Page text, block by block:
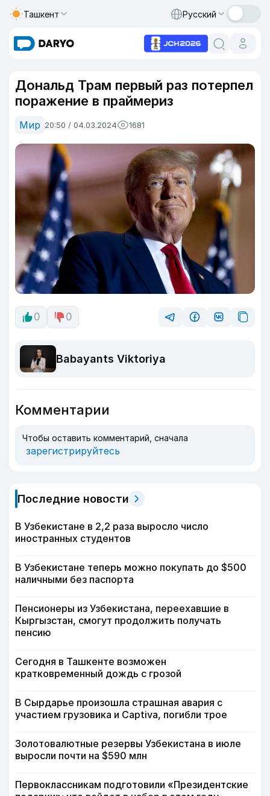
Ташкент Русский
Дональд Трам первый раз потерпел
поражение в праймериз
Мир 20:50 / 04.03.2024 1681
0 0
Babayants Viktoriya
Комментарии
Чтобы оставить комментарий, сначала
зарегистрируйтесь
Последние новости
В Узбекистане в 2,2 раза выросло число
иностранных студентов
В Узбекистане теперь можно покупать до $500
наличными без паспорта
Пенсионеры из Узбекистана, переехавшие в
Кыргызстан, смогут продолжить получать
пенсию
Сегодня в Ташкенте возможен
кратковременный дождь с грозой
В Сырдарье произошла страшная авария с
участием грузовика и Captiva, погибли трое
Золотовалютные резервы Узбекистана в июле
выросли почти на $590 млн
Первоклассникам подготовили «Президентские